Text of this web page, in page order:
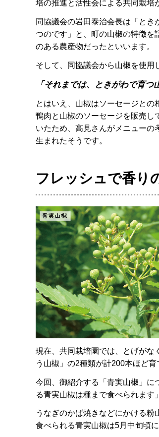
培の推進と活性会による共同栽培
同協議会の岩田泰治会長は「と
つのです」と、町の山椒の特徴を
のある農産物だったといいます。
そして、同協議会から山椒を使用
「それまでは、ときがわで育つ
とはいえ、山椒はソーセージと
鴨肉と山椒のソーセージを販売し
いたため、高見さんがメニュー
生まれたそうです。
フレッシュで香り
現在、共同栽培園では、とげがな
う山椒」の2種類が計200本ほど育
今回、御紹介する「青実山椒」に
る青実山椒は種まで食べられます
うなぎのかば焼きなどにかける
食べられる青実山椒は5月中旬頃に